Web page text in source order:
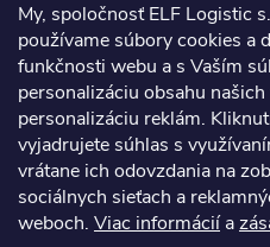
My, spoločnosť ELF Logistic
používame súbory cookies a
funkčnosti webu a s Vaším
personalizáciu obsahu
personalizáciu reklám.
vyjadrujete súhlas s
vrátane ich odovzdania na
sociálnych sieťach a
weboch. Viac informáciía